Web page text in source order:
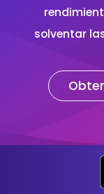
solventar